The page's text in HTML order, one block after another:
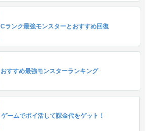
Cランク最強モンスターとおすすめ回復
おすすめ最強モンスターランキング
ゲームでポイ活して課金代をゲット！